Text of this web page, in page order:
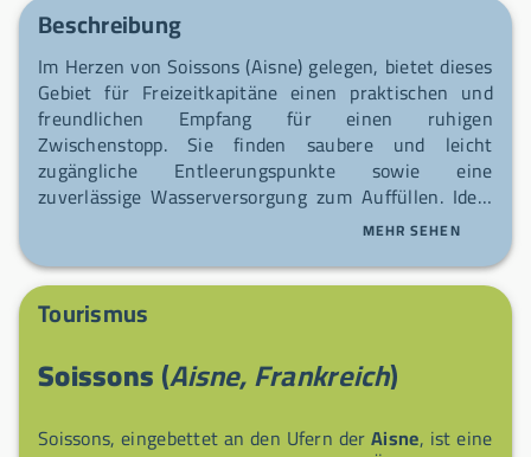
Beschreibung
Im Herzen von Soissons (Aisne) gelegen, bietet dieses
Gebiet für Freizeitkapitäne einen praktischen und
freundlichen Empfang für einen ruhigen
Zwischenstopp. Sie finden saubere und leicht
zugängliche Entleerungspunkte sowie eine
zuverlässige Wasserversorgung zum Auffüllen. Ideal
für eine erholsame Pause, bevor Sie die Fahrt
Effizienz.
MEHR SEHEN
Tourismus
Soissons(Aisne, Frankreich)
Soissons, eingebettet an den Ufern derAisne, ist eine